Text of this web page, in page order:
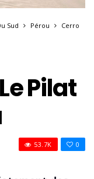
Sud Pérou
Cerro
Pilat
0
53.7K